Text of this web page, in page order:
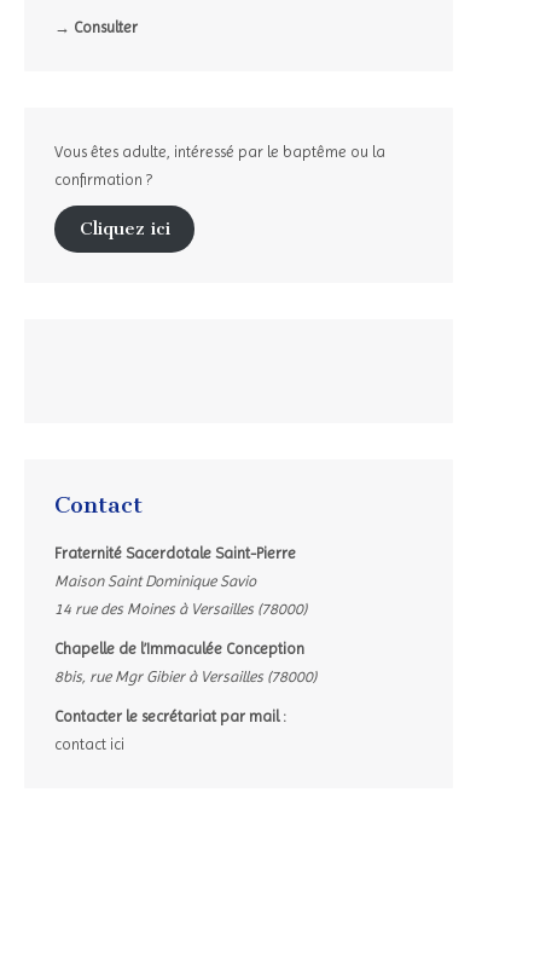
→ Consulter
Vous êtes adulte, intéressé par le baptême ou la
confirmation ?
Cliquez ici
Contact
Fraternité Sacerdotale Saint-Pierre
Maison Saint Dominique Savio
14 rue des Moines à Versailles (78000)
Chapelle de l’Immaculée Conception
8bis, rue Mgr Gibier à Versailles (78000)
Contacter le secrétariat par mail :
contact ici